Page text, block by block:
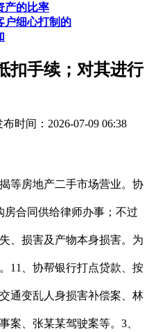
产的比率
户细心打制的
扣手续；对其进行
时间：2026-07-09 06:38
房地产二手市场营业。协
合同供给律师办事；不过
、损害及产物本身损害。为
11、协帮银行打点贷款、按
通变乱人身损害补偿案、林
案、张某某驾驶案等。3、